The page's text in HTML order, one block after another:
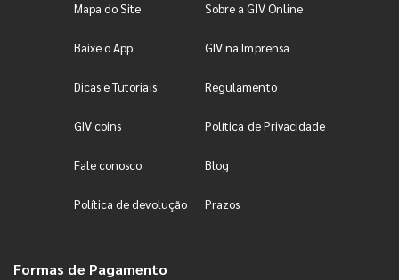
Mapa do Site Sobre a GIV Online
Baixe o App GIV na Imprensa
Dicas e Tutoriais Regulamento
GIV coins Política de Privacidade
Fale conosco Blog
Política de devolução Prazos
Formas de Pagamento